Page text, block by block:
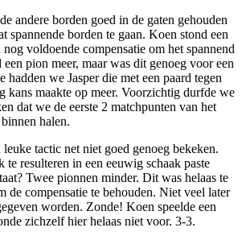
andere borden goed in de gaten gehouden
spannende borden te gaan. Koen stond een
voldoende compensatie om het spannend
pion meer, maar was dit genoeg voor een
hadden we Jasper die met een paard tegen
kans maakte op meer. Voorzichtig durfde we
dat we de eerste 2 matchpunten van het
halen.
tactic net niet goed genoeg bekeken.
te resulteren in een eeuwig schaak paste
Twee pionnen minder. Dit was helaas te
de compensatie te behouden. Niet veel later
worden. Zonde! Koen speelde een
zichzelf hier helaas niet voor. 3-3.